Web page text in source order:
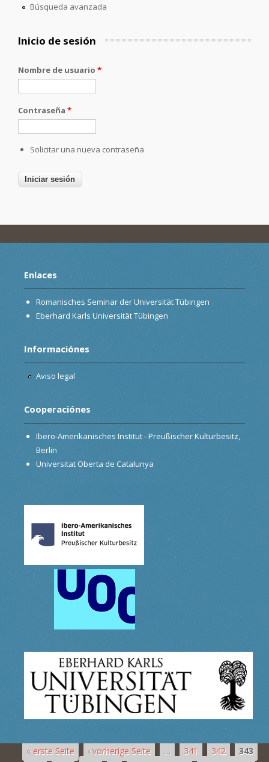
Búsqueda avanzada
Inicio de sesión
Nombre de usuario *
Contraseña *
Solicitar una nueva contraseña
Enlaces
Romanisches Seminar der Universität Tübingen
Eberhard Karls Universität Tübingen
Informaciónes
Aviso legal
Cooperaciónes
Ibero-Amerikanisches Institut - Preußischer Kulturbesitz,
Berlin
Universitat Oberta de Catalunya
« erste Seite ‹ vorherige Seite … 341 342
343